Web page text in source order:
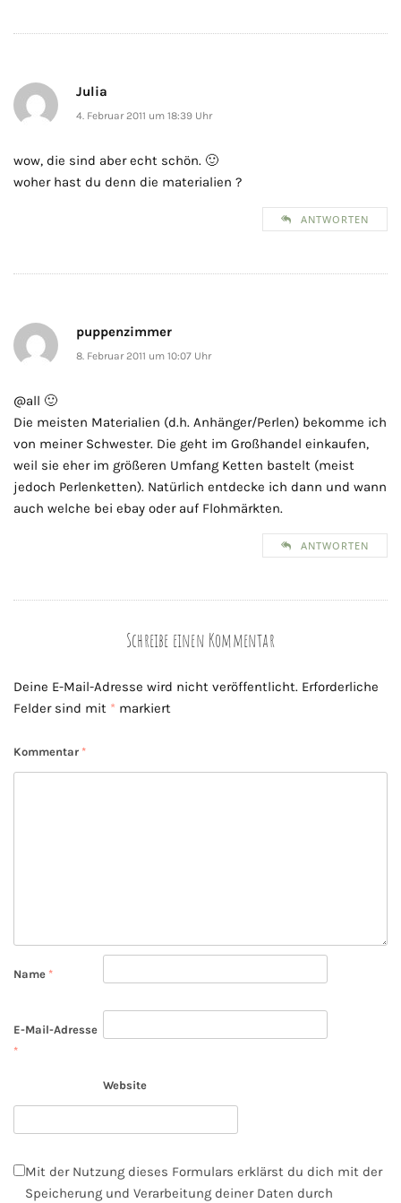
Julia
4. Februar 2011 um 18:39 Uhr
wow, die sind aber echt schön. 🙂
woher hast du denn die materialien ?
ANTWORTEN
puppenzimmer
8. Februar 2011 um 10:07 Uhr
@all 🙂
Die meisten Materialien (d.h. Anhänger/Perlen) bekomme ich
von meiner Schwester. Die geht im Großhandel einkaufen,
weil sie eher im größeren Umfang Ketten bastelt (meist
jedoch Perlenketten). Natürlich entdecke ich dann und wann
auch welche bei ebay oder auf Flohmärkten.
ANTWORTEN
Schreibe einen Kommentar
Deine E-Mail-Adresse wird nicht veröffentlicht. Erforderliche
Felder sind mit * markiert
Kommentar *
Name *
E-Mail-Adresse
*
Website
Mit der Nutzung dieses Formulars erklärst du dich mit der
Speicherung und Verarbeitung deiner Daten durch